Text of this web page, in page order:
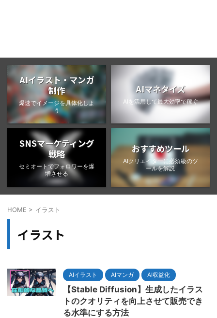
AIイラスト・マンガ
制作
爆速でイメージを具体化しよ
う
AIマネタイズ
AIを活用して最大効率で稼ぐ
SNSマーケティング
戦略
セミオートでフォロワーを爆
増させる
おすすめツール
AIクリエイターに必須級のツ
ールを解説
HOME > イラスト
イラスト
AIイラスト AIマンガ AI収益化
【Stable Diffusion】生成したイラス
トのクオリティを向上させて販売でき
る水準にする方法